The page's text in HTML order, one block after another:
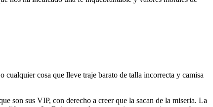
cosa que lleve traje barato de talla incorrecta y camisa
son sus VIP, con derecho a creer que la sacan de la miseria. La